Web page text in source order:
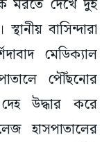
মরতে দেখে দুই
বাসিন্দারা
মেডিক্যাল
পৌঁছনোর
উদ্ধার করে
হাসপাতালের